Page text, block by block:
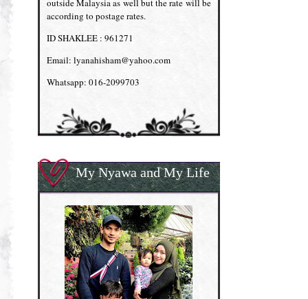
outside Malaysia as well but the rate will be
according to postage rates.
ID SHAKLEE : 961271
Email: lyanahisham@yahoo.com
Whatsapp: 016-2099703
My Nyawa and My Life